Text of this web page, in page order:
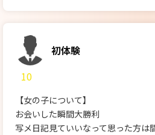
り、今までとは違う攻められ方に。
で、全く予想していない形でしたが
りました。最後に軽く体をほぐして
持ちよかったです。
お会いする度に新しい楽しみ方、発
があっても、「むしろそれが印象に
んの明るさと優しさに大きな癒しを
初体験
10
【女の子について】
お会いした瞬間大勝利
写メ日記見ていいなって思った方は